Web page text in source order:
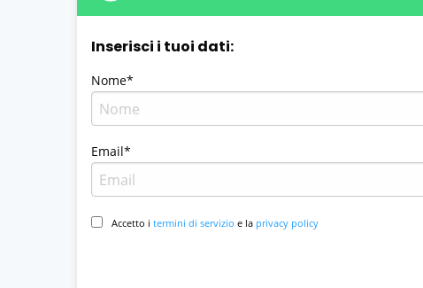
Inserisci i tuoi dati:
Nome*
Email*
Accetto i termini di servizio e la privacy policy